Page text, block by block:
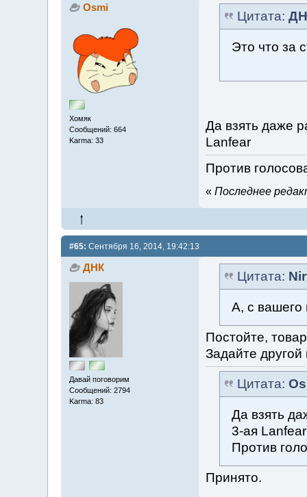
Osmi
Хомяк
Сообщений: 664
Karma: 33
Цитата:
Это что за
Да взять даже
Lanfear
Против
« Последнее
#65: Сентября 16, 2014, 19:42:13
ДНК
Давай поговорим
Сообщений: 2794
Karma: 83
Цитата:
А, с вашего
Постойте,
Задайте другой
Цитата:
Да взять
3-ая Lanfear
Против
Принято.